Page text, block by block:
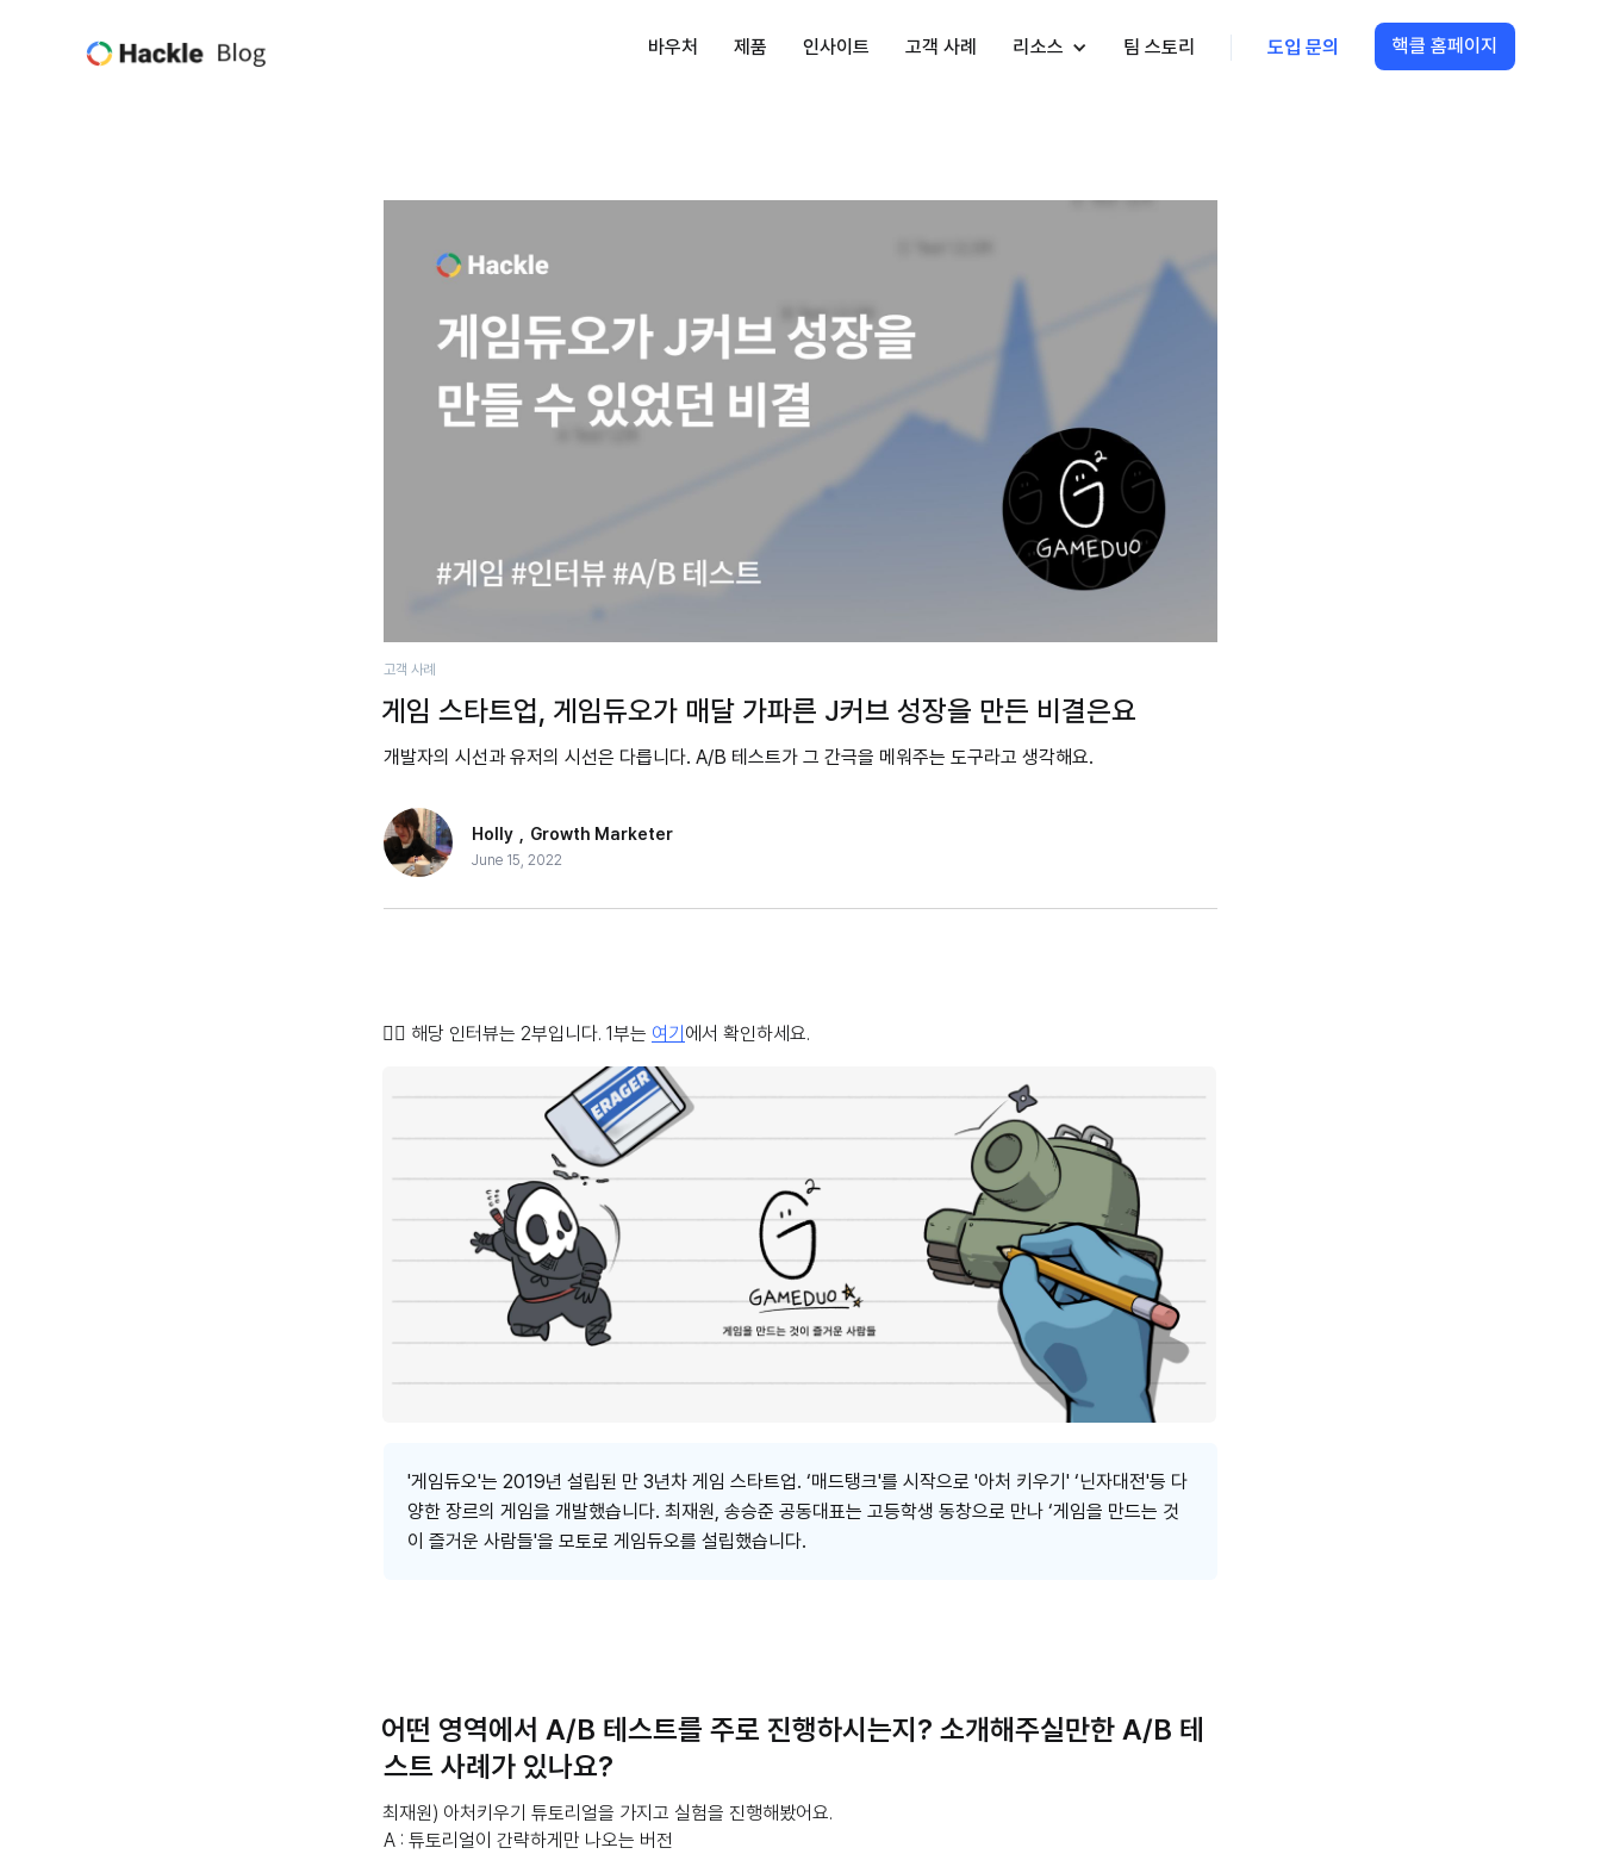
바우처 제품 인사이트 고객 사례 리소스 팀 스토리 도입 문의 핵클 홈페이지
고객 사례
게임 스타트업, 게임듀오가 매달 가파른 J커브 성장을 만든 비결은요
개발자의 시선과 유저의 시선은 다릅니다. A/B 테스트가 그 간극을 메워주는 도구라고 생각해요.
Holly Growth Marketer
June 15, 2022
👉🏻 해당 인터뷰는 2부입니다. 1부는 여기에서 확인하세요.
'게임듀오'는 2019년 설립된 만 3년차 게임 스타트업. ‘매드탱크'를 시작으로 '아처 키우기' ‘닌자대전'등 다
양한 장르의 게임을 개발했습니다. 최재원, 송승준 공동대표는 고등학생 동창으로 만나 ‘게임을 만드는 것
이 즐거운 사람들'을 모토로 게임듀오를 설립했습니다.
어떤 영역에서 A/B 테스트를 주로 진행하시는지? 소개해주실만한 A/B 테
스트 사례가 있나요?
최재원) 아처키우기 튜토리얼을 가지고 실험을 진행해봤어요.
A : 튜토리얼이 간략하게만 나오는 버전